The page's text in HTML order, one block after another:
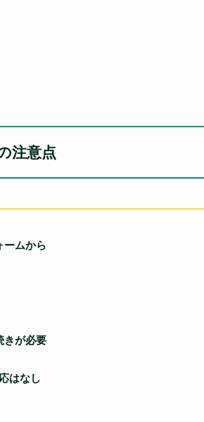
注意点
ームから
きが必要
はなし